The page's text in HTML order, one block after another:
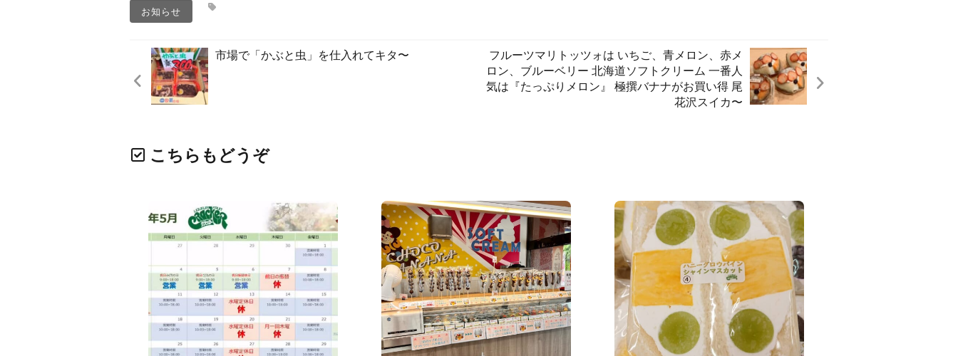
お知らせ
市場で「かぶと虫」を仕入れてキタ〜
フルーツマリトッツォは いちご、青メロン、赤メ
ロン、ブルーベリー 北海道ソフトクリーム 一番人
気は『たっぷりメロン』 極撰バナナがお買い得 尾
花沢スイカ〜️
こちらもどうぞ